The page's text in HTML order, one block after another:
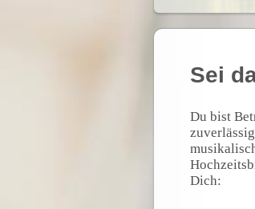
Sei
Du bist
Dich: